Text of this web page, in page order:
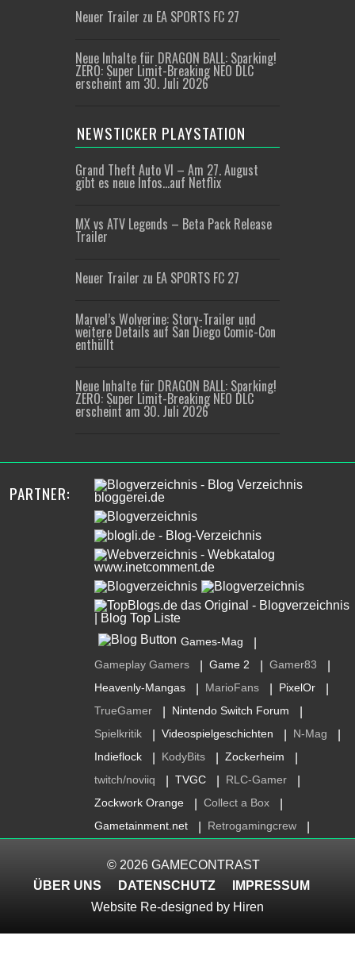
Neuer Trailer zu EA SPORTS FC 27
Neue Inhalte für DRAGON BALL: Sparking!
ZERO: Super Limit-Breaking NEO DLC
erscheint am 30. Juli 2026
NEWSTICKER PLAYSTATION
Grand Theft Auto VI – Am 27. August
gibt es neue Infos…auf Netflix
MX vs ATV Legends – Beta Pack Release
Trailer
Neuer Trailer zu EA SPORTS FC 27
Marvel’s Wolverine: Story-Trailer und
weitere Details auf San Diego Comic-Con
enthüllt
Neue Inhalte für DRAGON BALL: Sparking!
ZERO: Super Limit-Breaking NEO DLC
erscheint am 30. Juli 2026
PARTNER:
Games-Mag
Gameplay Gamers Game 2 Gamer83
Heavenly-Mangas MarioFans PixelOr
TrueGamer Nintendo Switch Forum
Spielkritik Videospielgeschichten N-Mag
Indieflock KodyBits Zockerheim
twitch/noviiq TVGC RLC-Gamer
Zockwork Orange Collect a Box
Gametainment.net Retrogamingcrew
© 2026 GAMECONTRAST
ÜBER UNS
DATENSCHUTZ
IMPRESSUM
Website Re-designed by Hiren